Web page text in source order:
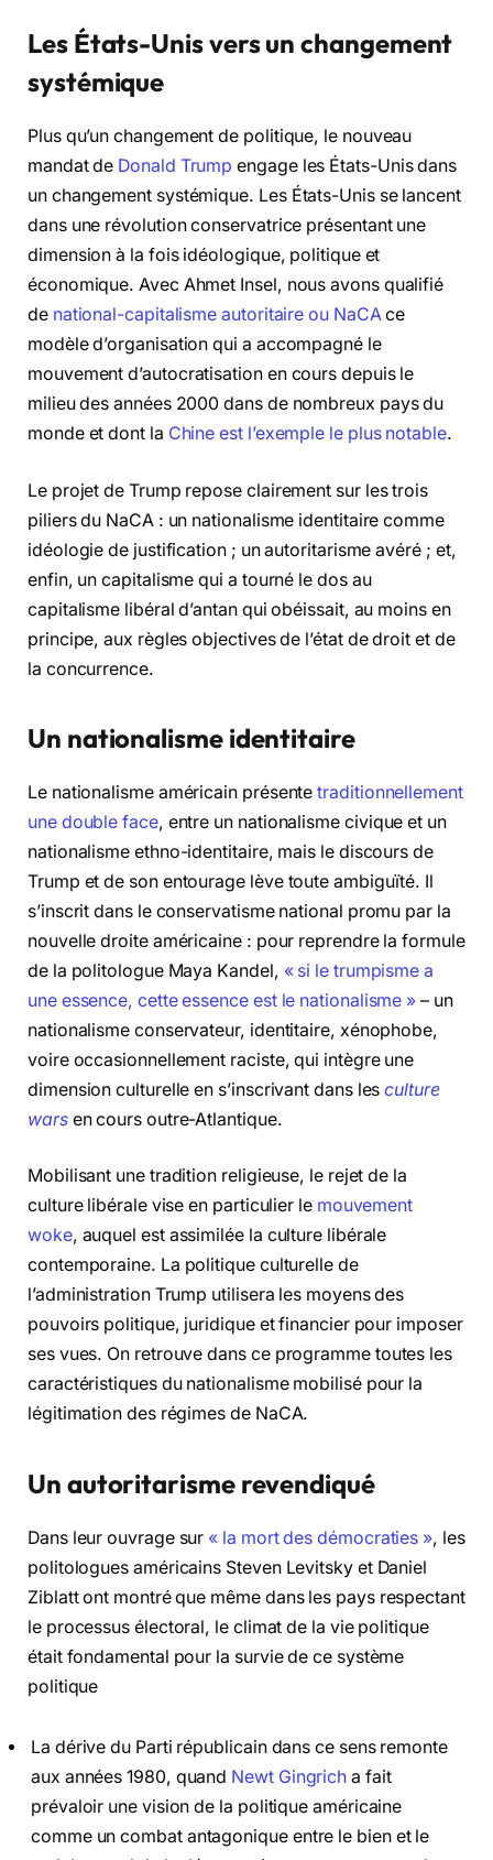
Les États-Unis vers un changement
systémique
Plus qu’un changement de politique, le nouveau
mandat de Donald Trump engage les États-Unis dans
un changement systémique. Les États-Unis se lancent
dans une révolution conservatrice présentant une
dimension à la fois idéologique, politique et
économique. Avec Ahmet Insel, nous avons qualifié
de national-capitalisme autoritaire ou NaCAce
modèle d’organisation qui a accompagné le
mouvement d’autocratisation en cours depuis le
milieu des années 2000 dans de nombreux pays du
monde et dont la Chine est l’exemple le plus notable.
Le projet de Trump repose clairement sur les trois
piliers du NaCA : un nationalisme identitaire comme
idéologie de justification ; un autoritarisme avéré ; et,
enfin, un capitalisme qui a tourné le dos au
capitalisme libéral d’antan qui obéissait, au moins en
principe, aux règles objectives de l’état de droit et de
la concurrence.
Un nationalisme identitaire
Le nationalisme américain présentetraditionnellement
une double face, entre un nationalisme civique et un
nationalisme ethno-identitaire, mais le discours de
Trump et de son entourage lève toute ambiguïté. Il
s’inscrit dans le conservatisme national promu par la
nouvelle droite américaine : pour reprendre la formule
de la politologue Maya Kandel, « si le trumpisme a
une essence, cette essence est le nationalisme » – un
nationalisme conservateur, identitaire, xénophobe,
voire occasionnellement raciste, qui intègre une
dimension culturelle en s’inscrivant dans lesculture
warsen cours outre-Atlantique.
Mobilisant une tradition religieuse, le rejet de la
culture libérale vise en particulier le mouvement
woke, auquel est assimilée la culture libérale
contemporaine. La politique culturelle de
l’administration Trump utilisera les moyens des
pouvoirs politique, juridique et financier pour imposer
ses vues. On retrouve dans ce programme toutes les
caractéristiques du nationalisme mobilisé pour la
légitimation des régimes de NaCA.
Un autoritarisme revendiqué
Dans leur ouvrage sur « la mort des démocraties », les
politologues américains Steven Levitsky et Daniel
Ziblatt ont montré que même dans les pays respectant
le processus électoral, le climat de la vie politique
était fondamental pour la survie de ce système
politique
La dérive du Parti républicain dans ce sens remonte
aux années 1980, quand Newt Gingrich a fait
prévaloir une vision de la politique américaine
comme un combat antagonique entre le bien et le